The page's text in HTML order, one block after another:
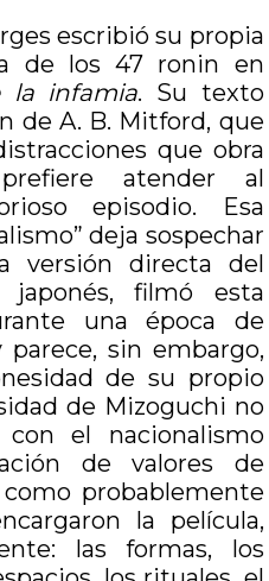
escribió su propia
de los 47 ronin en
la infamia. Su texto
de A. B. Mitford, que
que obra
atender al
episodio. Esa
deja sospechar
versión directa del
japonés, filmó esta
una época de
sin embargo,
de su propio
de Mizoguchi no
el nacionalismo
de valores de
probablemente
la película,
las formas, los